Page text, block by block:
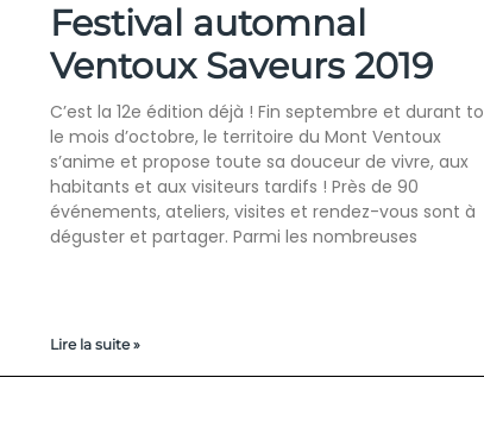
Festival automnal
Ventoux Saveurs 2019
C’est la 12e édition déjà ! Fin septembre et durant
le mois d’octobre, le territoire du Mont Ventoux
s’anime et propose toute sa douceur de vivre, aux
habitants et aux visiteurs tardifs ! Près de 90
événements, ateliers, visites et rendez-vous sont à
déguster et partager. Parmi les nombreuses
Lire la suite »